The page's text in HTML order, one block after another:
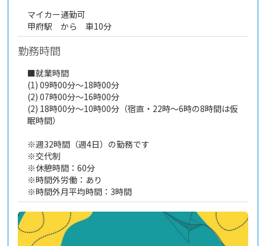
マイカー通勤可
甲府駅 から 車10分
勤務時間
■就業時間
(1) 09時00分～18時00分
(2) 07時00分～16時00分
(2) 18時00分～10時00分（宿直・22時～6時の8時間は仮
眠時間）
※週32時間（週4日）の勤務です
※交代制
※休憩時間：60分
※時間外労働：あり
※時間外月平均時間：3時間